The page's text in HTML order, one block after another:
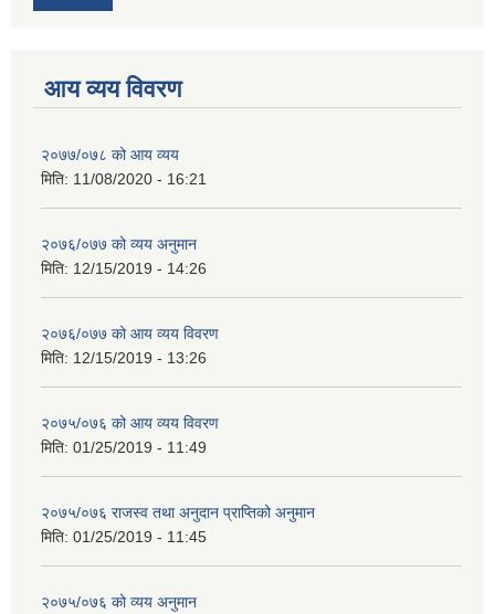
आय व्यय विवरण
२०७७/०७८ को आय व्यय
मिति: 11/08/2020 - 16:21
२०७६/०७७ को व्यय अनुमान
मिति: 12/15/2019 - 14:26
२०७६/०७७ को आय व्यय विवरण
मिति: 12/15/2019 - 13:26
२०७५/०७६ को आय व्यय विवरण
मिति: 01/25/2019 - 11:49
२०७५/०७६ राजस्व तथा अनुदान प्राप्तिको अनुमान
मिति: 01/25/2019 - 11:45
२०७५/०७६ को व्यय अनुमान